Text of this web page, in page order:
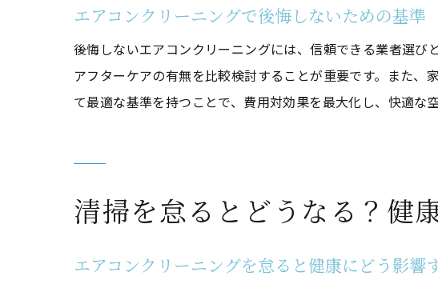
体験
定期的な
エア
定期
エア
エア
エアコンクリーニングで後悔しないための基準
後悔しないエアコンクリーニングには、信頼できる業者選
アフターケアの有無を比較検討することが重要です。また
て最適な基準を持つことで、費用対効果を最大化し、快適な
清掃を怠るとどうなる？健
エアコンクリーニングを怠ると健康にどう影響